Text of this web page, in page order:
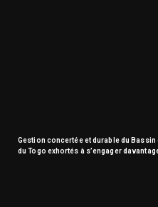
Gestion concertée et durable du
du Togo exhortés à s’engager